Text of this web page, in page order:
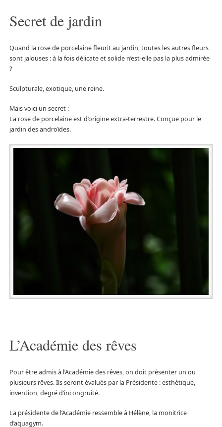
Secret de jardin
Quand la rose de porcelaine fleurit au jardin, toutes les autres fleurs
sont jalouses : à la fois délicate et solide n’est-elle pas la plus admirée
?
Sculpturale, exotique, une reine.
Mais voici un secret :
La rose de porcelaine est d’origine extra-terrestre. Conçue pour le
jardin des androïdes.
L’Académie des rêves
Pour être admis à l’Académie des rêves, on doit présenter un ou
plusieurs rêves. Ils seront évalués par la Présidente : esthétique,
invention, degré d’incongruité.
La présidente de l’Académie ressemble à Hélène, la monitrice
d’aquagym.